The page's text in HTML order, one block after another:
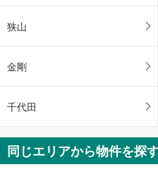
狭山
金剛
千代田
同じエリアから物件を探